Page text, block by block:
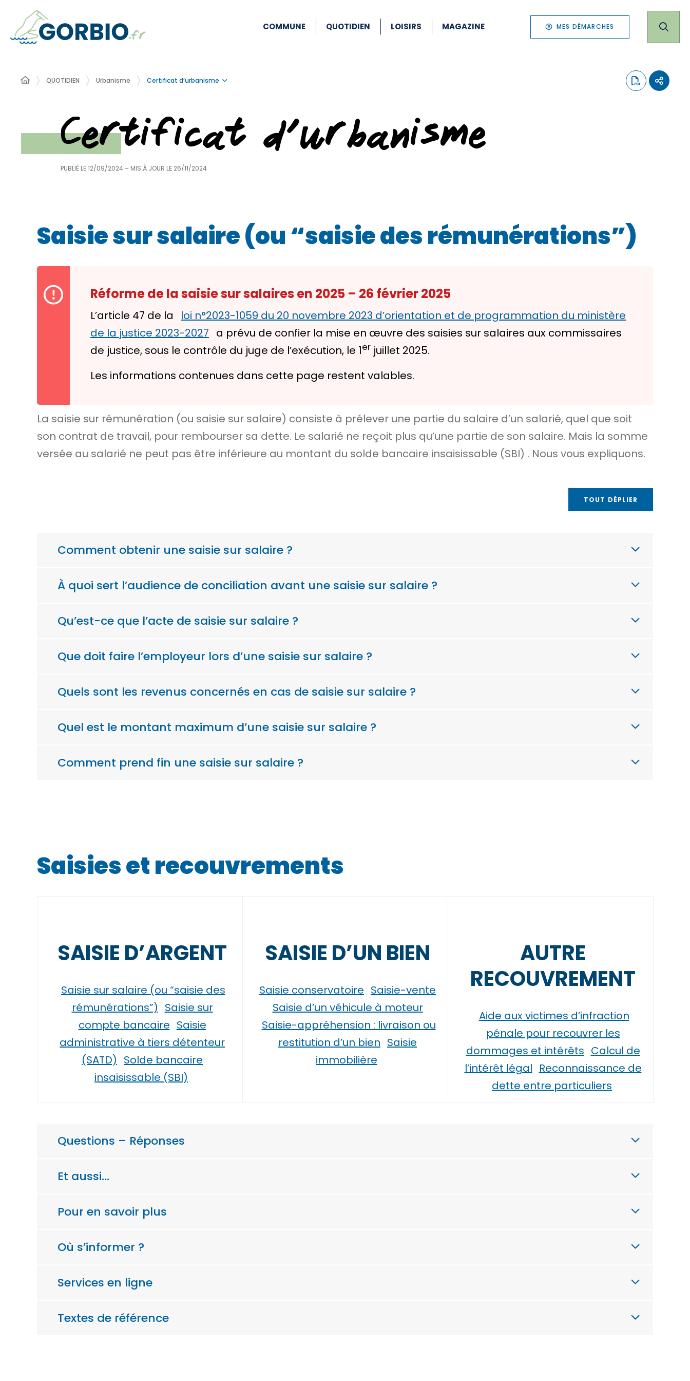
COMMUNE QUOTIDIEN LOISIRS MAGAZINE MES DÉMARCHES
QUOTIDIEN Urbanisme Certificat d’urbanisme
Certificat d’urbanisme
PUBLIÉ LE12/09/2024 – MIS À JOUR LE 26/11/2024
Saisie sur salaire (ou “saisie des rémunérations”)
Réforme de la saisie sur salaires en 2025 – 26 février 2025
L’article 47 de la
loi n°2023-1059 du 20 novembre 2023 d’orientation et de programmation du ministère
de la justice 2023-2027 a prévu de confier la mise en œuvre des saisies sur salaires aux commissaires
de justice, sous le contrôle du juge de l’exécution, le 1er juillet 2025.
Les informations contenues dans cette page restent valables.
La saisie sur rémunération (ou saisie sur salaire) consiste à prélever une partie du salaire d’un salarié, quel que soit
son contrat de travail, pour rembourser sa dette. Le salarié ne reçoit plus qu’une partie de son salaire. Mais la somme
versée au salarié ne peut pas être inférieure au montant du solde bancaire insaisissable (SBI) . Nous vous expliquons.
TOUT DÉPLIER
Comment obtenir une saisie sur salaire ?
À quoi sert l’audience de conciliation avant une saisie sur salaire ?
Qu’est-ce que l’acte de saisie sur salaire ?
Que doit faire l’employeur lors d’une saisie sur salaire ?
Quels sont les revenus concernés en cas de saisie sur salaire ?
Quel est le montant maximum d’une saisie sur salaire ?
Comment prend fin une saisie sur salaire ?
Saisies et recouvrements
SAISIE D’ARGENT
Saisie sur salaire (ou “saisie des
rémunérations”) Saisie sur
compte bancaire Saisie
administrative à tiers détenteur
(SATD) Solde bancaire
insaisissable (SBI)
SAISIE D’UN BIEN
Saisie conservatoire Saisie-vente
Saisie d’un véhicule à moteur
Saisie-appréhension : livraison ou
restitution d’un bien Saisie
immobilière
AUTRE
RECOUVREMENT
Aide aux victimes d’infraction
pénale pour recouvrer les
dommages et intérêts Calcul de
l’intérêt légal Reconnaissance de
dette entre particuliers
Questions – Réponses
Et aussi…
Pour en savoir plus
Où s’informer ?
Services en ligne
Textes de référence